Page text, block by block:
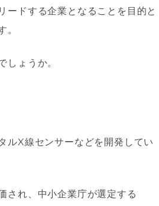
ードする企業となることを目的と
。
しょうか。
ルX線センサーなどを開発してい
され、中小企業庁が選定する